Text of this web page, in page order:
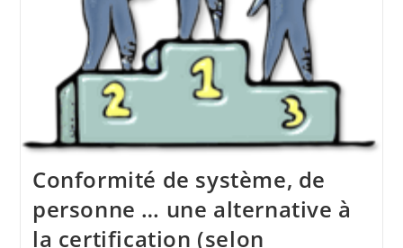
Conformité de système, de
personne … une alternative à
la certification (selon